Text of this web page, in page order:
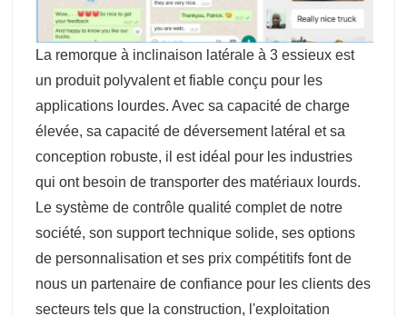
La remorque à inclinaison latérale à 3 essieux est
un produit polyvalent et fiable conçu pour les
applications lourdes. Avec sa capacité de charge
élevée, sa capacité de déversement latéral et sa
conception robuste, il est idéal pour les industries
qui ont besoin de transporter des matériaux lourds.
Le système de contrôle qualité complet de notre
société, son support technique solide, ses options
de personnalisation et ses prix compétitifs font de
nous un partenaire de confiance pour les clients des
secteurs tels que la construction, l'exploitation